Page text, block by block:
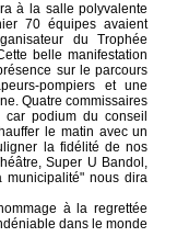
à la salle polyvalente
70 équipes avaient
du Trophée
belle manifestation
sur le parcours
pompiers et une
Quatre commissaires
podium du conseil
le matin avec un
la fidélité de nos
Super U Bandol,
municipalité" nous dira
à la regrettée
dans le monde